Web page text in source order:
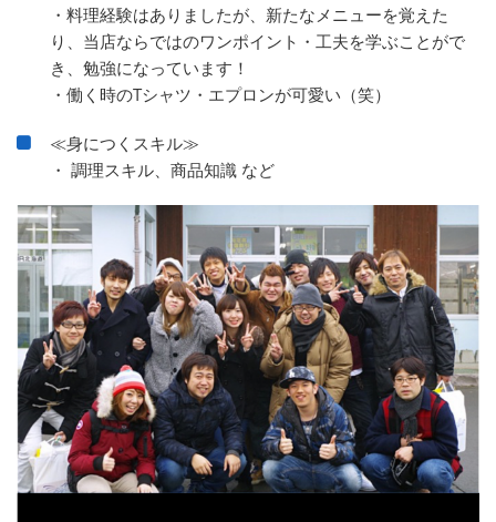
・料理経験はありましたが、新たなメニューを覚えた
り、当店ならではのワンポイント・工夫を学ぶことがで
き、勉強になっています！
・働く時のTシャツ・エプロンが可愛い（笑）
≪身につくスキル≫
・ 調理スキル、商品知識 など